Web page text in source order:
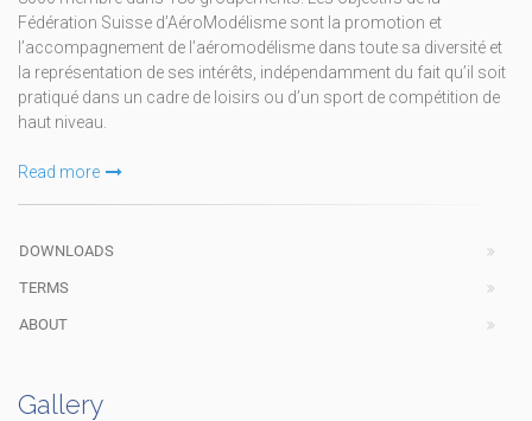
Fédération Suisse d’AéroModélisme sont la promotion et
l’accompagnement de l’aéromodélisme dans toute sa diversité et
la représentation de ses intérêts, indépendamment du fait qu’il soit
pratiqué dans un cadre de loisirs ou d’un sport de compétition de
haut niveau.
Read more
DOWNLOADS
TERMS
ABOUT
Gallery